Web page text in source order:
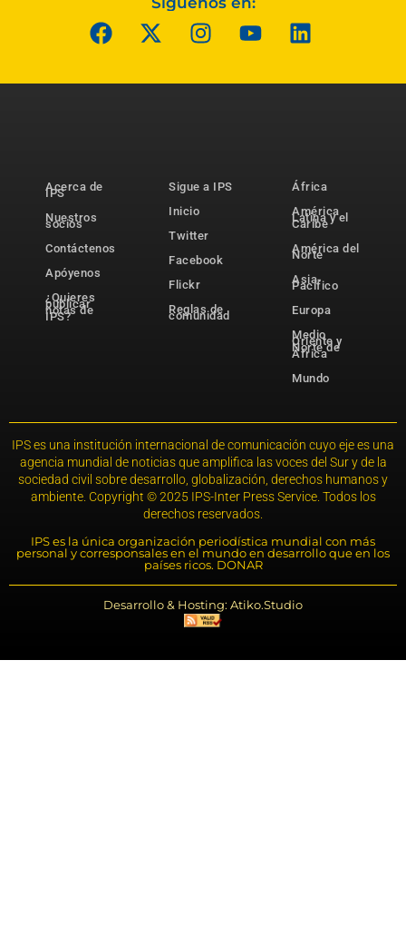
Acerca de
IPS
Nuestros
socios
Contáctenos
Apóyenos
¿Quieres
publicar
notas de
IPS?
Sigue a IPS
Inicio
Twitter
Facebook
Flickr
Reglas de
comunidad
África
América
Latina y el
Caribe
América del
Norte
Asia-
Pacífico
Europa
Medio
Oriente y
Norte de
África
Mundo
IPS es una institución internacional de comunicación cuyo eje es una
agencia mundial de noticias que amplifica las voces del Sur y de la
sociedad civil sobre desarrollo, globalización, derechos humanos y
ambiente. Copyright © 2025 IPS-Inter Press Service. Todos los
derechos reservados.
IPS es la única organización periodística mundial con más
personal y corresponsales en el mundo en desarrollo que en los
países ricos. DONAR
Desarrollo & Hosting: Atiko.Studio